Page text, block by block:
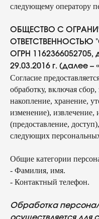
следующему оператору
ОБЩЕСТВО С
ОТВЕТСТВЕННОСТЬЮ
ОГРН 1162366052705,
29.03.2016 г. (далее –
Согласие
обработку, включая
накопление, хранение,
изменение), извлечение,
(предоставление,
следующих
Общие категории
- Фамилия, имя.
- Контактный телефон.
Обработка